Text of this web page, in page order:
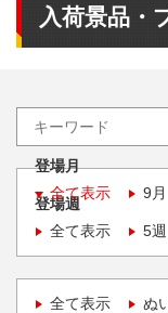
入荷景品・
登場月
全て表示
9月
登場週
全て表示
5週
全て表示 ぬ